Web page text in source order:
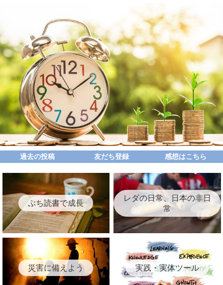
過去の投稿 友だち登録 感想はこちら
ぷち読書で成長
レダの日常、日本の非日
常
災害に備えよう 実践・実体ツール